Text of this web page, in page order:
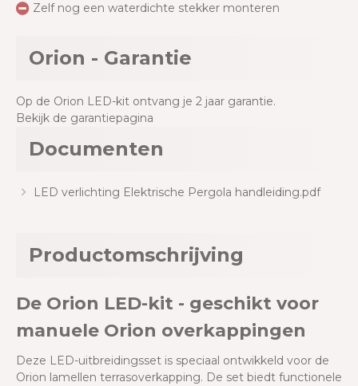
Zelf nog een waterdichte stekker monteren
Orion - Garantie
Op de Orion LED-kit ontvang je 2 jaar garantie.
Bekijk de garantiepagina
Documenten
LED verlichting Elektrische Pergola handleiding.pdf
Productomschrijving
De Orion LED-kit - geschikt voor
manuele Orion overkappingen
Deze LED-uitbreidingsset is speciaal ontwikkeld voor de
Orion lamellen terrasoverkapping. De set biedt functionele